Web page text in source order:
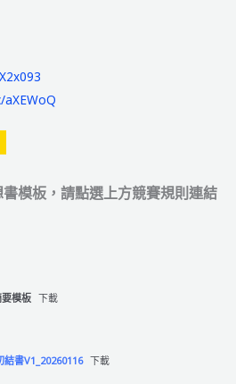
模板，請點選上方競賽規則連結
模板 下載
結書V1_20260116 下載